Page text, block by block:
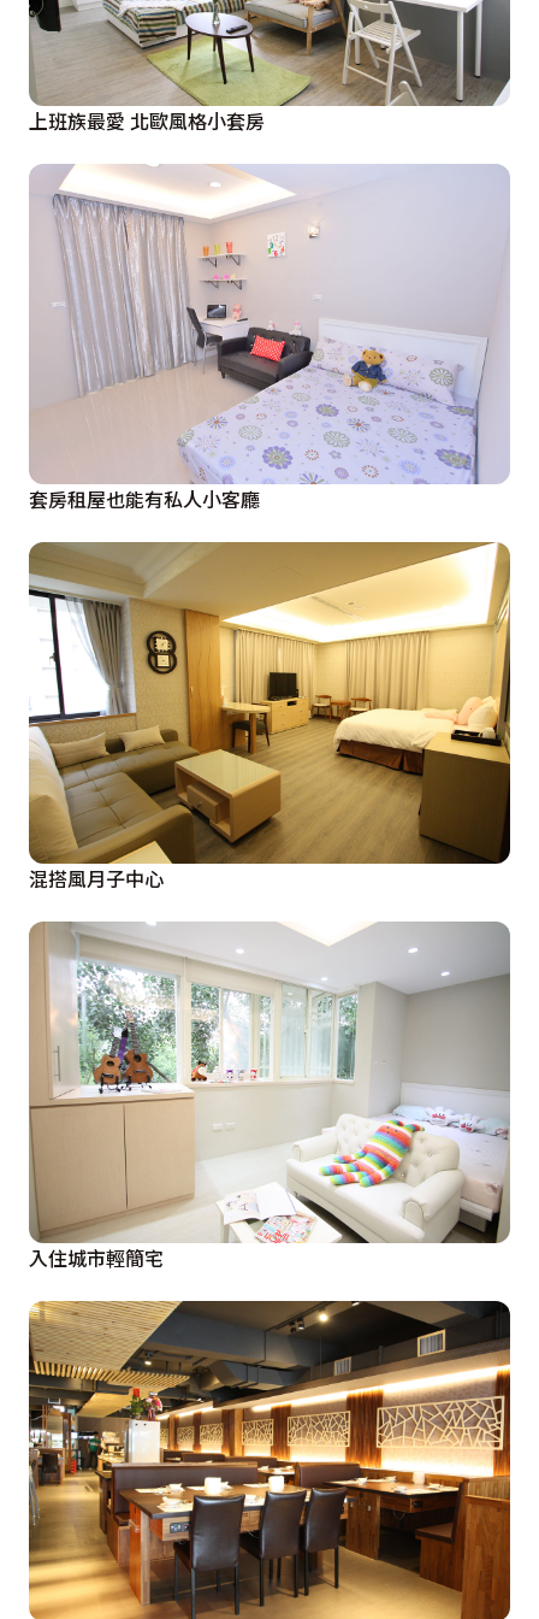
上班族最愛 北歐風格小套房
套房租屋也能有私人小客廳
混搭風月子中心
入住城市輕簡宅